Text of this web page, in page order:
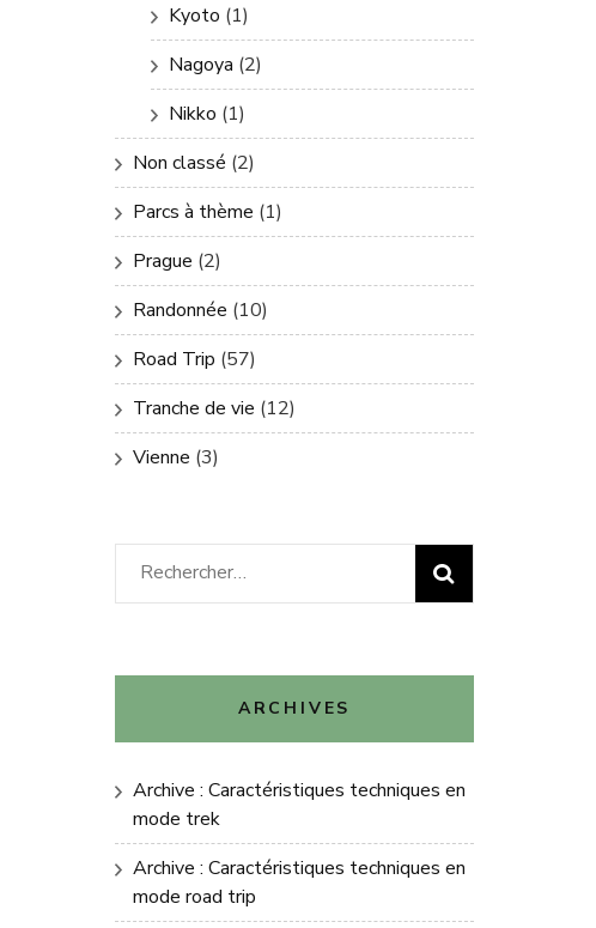
Kyoto (1)
Nagoya (2)
Nikko (1)
Non classé (2)
Parcs à thème (1)
Prague (2)
Randonnée (10)
Road Trip (57)
Tranche de vie (12)
Vienne (3)
Rechercher :
ARCHIVES
Archive : Caractéristiques techniques en
mode trek
Archive : Caractéristiques techniques en
mode road trip